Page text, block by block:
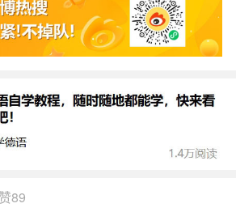
决犯太岁冲太岁？都是很常见
题不注意可能会引起大麻烦，下
家做一些解读：
方法
方法有多种，包括穿红色衣物、
、避免冲煞、行善积德等。首
饰品是一种常见的方法，因为
赞89